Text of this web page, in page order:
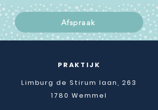
Afspraak
PRAKTIJK
Limburg de Stirum laan, 263
1780 Wemmel